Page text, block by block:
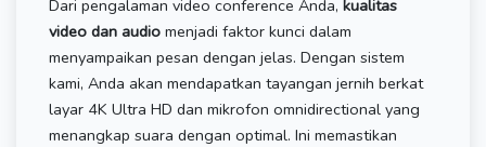
Dari pengalaman video conference Anda, kualitas
video dan audio menjadi faktor kunci dalam
menyampaikan pesan dengan jelas. Dengan sistem
kami, Anda akan mendapatkan tayangan jernih berkat
layar 4K Ultra HD dan mikrofon omnidirectional yang
menangkap suara dengan optimal. Ini memastikan